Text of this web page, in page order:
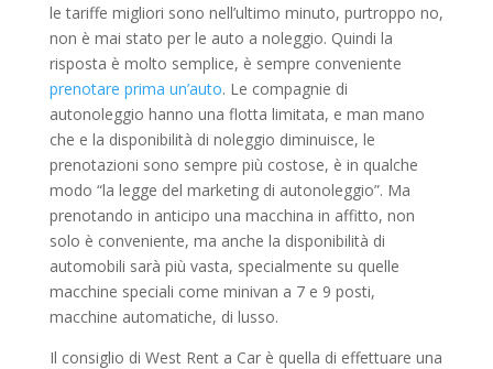
le tariffe migliori sono nell’ultimo minuto, purtroppo no,
non è mai stato per le auto a noleggio. Quindi la
risposta è molto semplice, è sempre conveniente
prenotare prima un’auto. Le compagnie di
autonoleggio hanno una flotta limitata, e man mano
che e la disponibilità di noleggio diminuisce, le
prenotazioni sono sempre più costose, è in qualche
modo “la legge del marketing di autonoleggio”. Ma
prenotando in anticipo una macchina in affitto, non
solo è conveniente, ma anche la disponibilità di
automobili sarà più vasta, specialmente su quelle
macchine speciali come minivan a 7 e 9 posti,
macchine automatiche, di lusso.
Il consiglio di West Rent a Car è quella di effettuare una